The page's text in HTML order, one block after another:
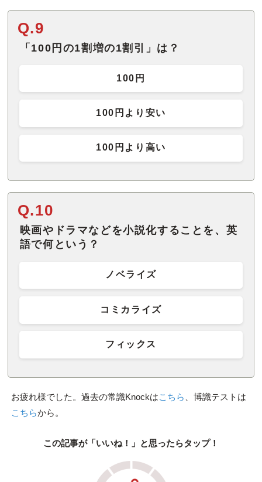
Q.9
「100円の1割増の1割引」は？
100円
100円より安い
100円より高い
Q.10
映画やドラマなどを小説化することを、英
語で何という？
ノベライズ
コミカライズ
フィックス
お疲れ様でした。過去の常識Knockはこちら
、博識テストは
こちらから。
この記事が「いいね！」と思ったらタップ！